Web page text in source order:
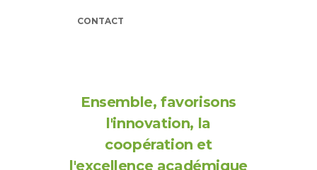
CONTACT
Ensemble, favorisons
l'innovation, la
coopération et
l'excellence académique